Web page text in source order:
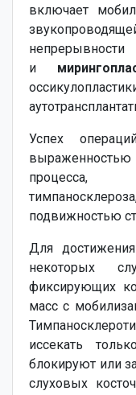
включает
и
Успех
процесса,
подвижностью
Для
некоторых
фиксирующих
масс с
иссекать
блокируют или
слуховых